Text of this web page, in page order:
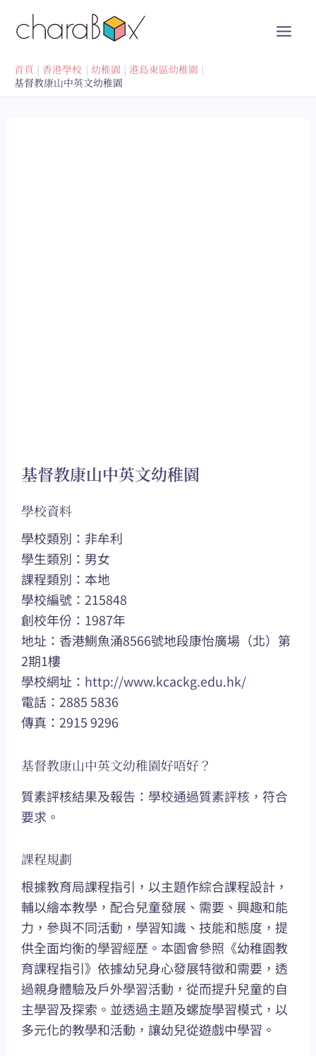
首頁 香港學校 幼稚園
港島東區幼稚園
基督教康山中英文幼稚園
基督教康山中英文幼稚園
學校資料
學校類別：非牟利
學生類別：男女
課程類別：本地
學校編號：215848
創校年份：1987年
地址：香港鰂魚涌8566號地段康怡廣場（北）第
2期1樓
學校網址： http://www.kcackg.edu.hk/
電話：2885 5836
傳真：2915 9296
基督教康山中英文幼稚園好唔好？
質素評核結果及報告： 學校通過質素評核，符合
要求 。
課程規劃
根據教育局課程指引，以主題作綜合課程設計，
輔以繪本教學，配合兒童發展、需要、興趣和能
力，參與不同活動，學習知識、技能和態度，提
供全面均衡的學習經歷。本園會參照《幼稚園教
育課程指引》依據幼兒身心發展特徵和需要，透
過親身體驗及戶外學習活動，從而提升兒童的自
主學習及探索。並透過主題及螺旋學習模式，以
多元化的教學和活動，讓幼兒從遊戲中學習。